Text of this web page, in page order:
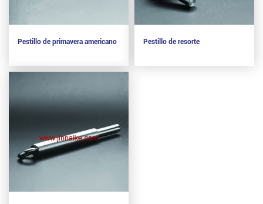
Pestillo de primavera americano Pestillo de resorte